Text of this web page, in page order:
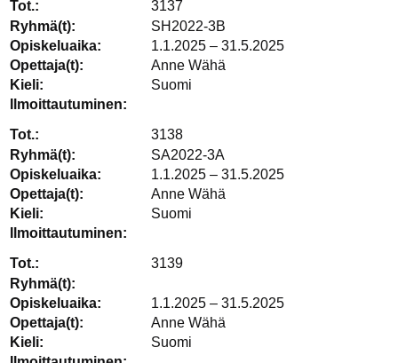
3137
SH2022-3B
1.1.2025 – 31.5.2025
Anne Wähä
Suomi
3138
SA2022-3A
1.1.2025 – 31.5.2025
Anne Wähä
Suomi
3139
1.1.2025 – 31.5.2025
Anne Wähä
Suomi